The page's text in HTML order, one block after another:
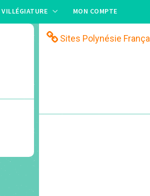
VILLÉGIATURE MON COMPTE
Sites Polynésie